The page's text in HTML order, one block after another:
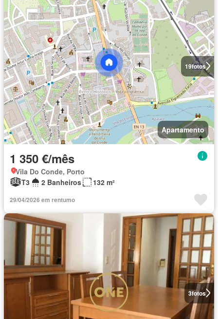
19fotos
Apartamento
1 350 €/mês
Vila Do Conde, Porto
T3
2 Banheiros 132 m²
29/04/2026 em rentumo
3fotos